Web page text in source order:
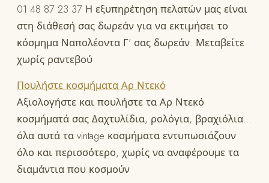
01 48 87 23 37 Η εξυπηρέτηση πελατών μας είναι
στη διάθεσή σας δωρεάν για να εκτιμήσει το
κόσμημα Ναπολέοντα Γ' σας δωρεάν. Μεταβείτε
χωρίς ραντεβού
Πουλήστε κοσμήματα Αρ Ντεκό
Αξιολογήστε και πουλήστε τα Αρ Ντεκό
κοσμήματά σας Δαχτυλίδια, ρολόγια, βραχιόλια…
όλα αυτά τα vintage κοσμήματα εντυπωσιάζουν
όλο και περισσότερο, χωρίς να αναφέρουμε τα
διαμάντια που κοσμούν